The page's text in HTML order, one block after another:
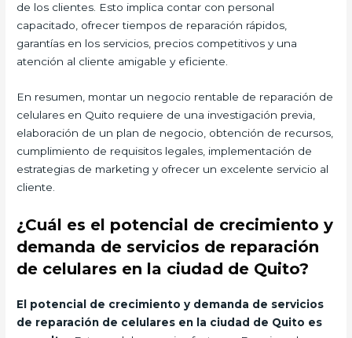
de los clientes. Esto implica contar con personal
capacitado, ofrecer tiempos de reparación rápidos,
garantías en los servicios, precios competitivos y una
atención al cliente amigable y eficiente.
En resumen, montar un negocio rentable de reparación de
celulares en Quito requiere de una investigación previa,
elaboración de un plan de negocio, obtención de recursos,
cumplimiento de requisitos legales, implementación de
estrategias de marketing y ofrecer un excelente servicio al
cliente.
¿Cuál es el potencial de crecimiento y
demanda de servicios de reparación
de celulares en la ciudad de Quito?
El potencial de crecimiento y demanda de servicios
de reparación de celulares en la ciudad de Quito es